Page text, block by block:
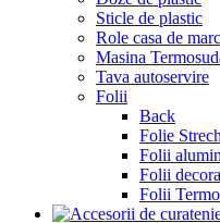
Sticle de plastic
Role casa de
Masina
Tava autoservire
Folii
Back
Folie Strech
Folii
Folii
Folii